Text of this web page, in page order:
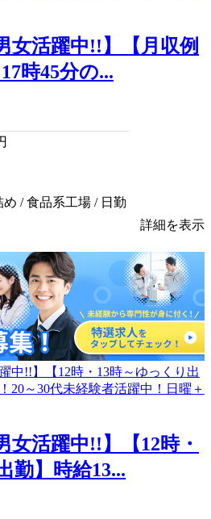
女活躍中!!】【月収例
時45分の...
/ 食品系工場 / 日勤
詳細を表示
女活躍中!!】【12時・
勤】時給13...